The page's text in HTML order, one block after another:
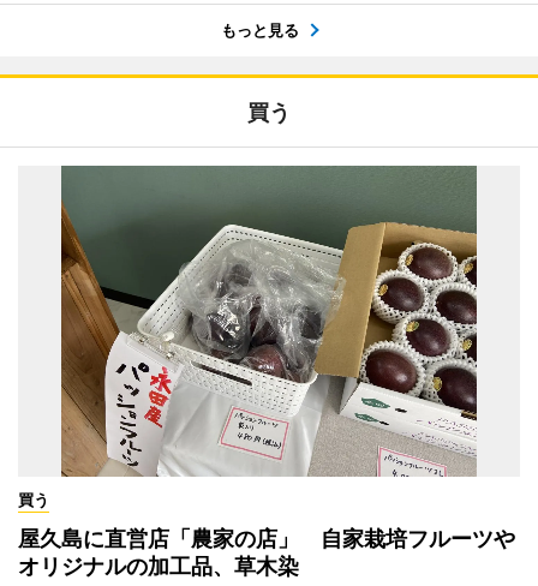
もっと見る
買う
買う
屋久島に直営店「農家の店」 自家栽培フルーツや
オリジナルの加工品、草木染